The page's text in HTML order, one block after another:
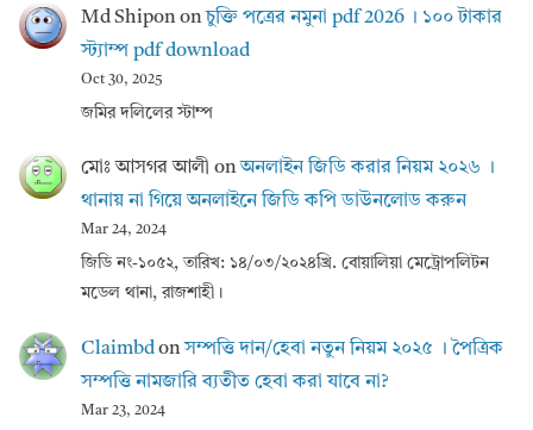
Md Shipononচুক্তি পত্রের নমুনা pdf 2026 । ১০০ টাকার
স্ট্যাম্প pdf download
Oct 30, 2025
জমির দলিলের স্টাম্প
মোঃ আসগর আলী onঅনলাইন জিডি করার নিয়ম ২০২৬ ।
থানায় না গিয়ে অনলাইনে জিডি কপি ডাউনলোড করুন
Mar 24, 2024
জিডি নং-১০৫২, তারিখ: ১৪/০৩/২০২৪খ্রি. বোয়ালিয়া মেট্রোপলিটন
মডেল থানা, রাজশাহী।
Claimbdonসম্পত্তি দান/হেবা নতুন নিয়ম ২০২৫ । পৈত্রিক
সম্পত্তি নামজারি ব্যতীত হেবা করা যাবে না?
Mar 23, 2024